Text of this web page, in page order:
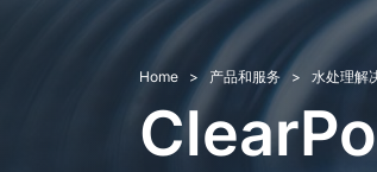
Home 产品和服务 水处理解